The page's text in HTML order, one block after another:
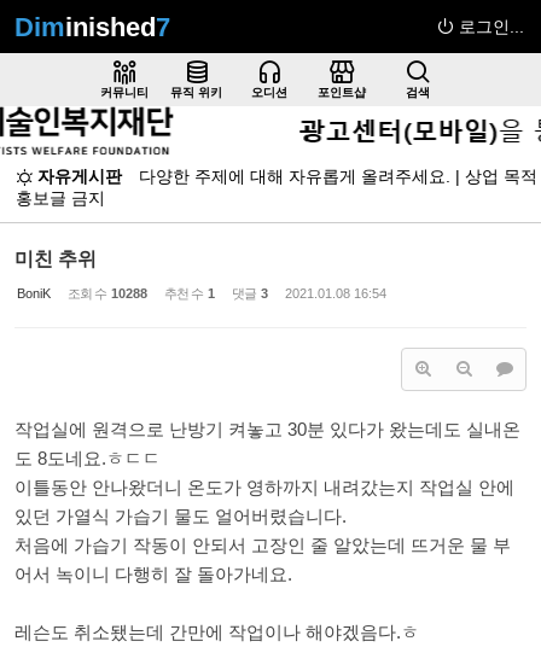
Diminished7 로그인...
커뮤니티 뮤직 위키 오디션 포인트샵 검색
자유게시판
다양한 주제에 대해 자유롭게 올려주세요. | 상업 목적
홍보글 금지
미친 추위
BoniK 조회 수 10288 추천 수 1 댓글 3 2021.01.08 16:54
작업실에 원격으로 난방기 켜놓고 30분 있다가 왔는데도 실내온
도 8도네요.ㅎㄷㄷ
이틀동안 안나왔더니 온도가 영하까지 내려갔는지 작업실 안에
있던 가열식 가습기 물도 얼어버렸습니다.
처음에 가습기 작동이 안되서 고장인 줄 알았는데 뜨거운 물 부
어서 녹이니 다행히 잘 돌아가네요.
레슨도 취소됐는데 간만에 작업이나 해야겠음다.ㅎ
Sketchbook5, 스케치북5
Sketchbook5, 스케치북5